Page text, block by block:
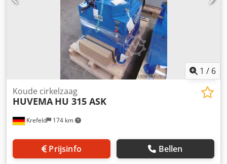
snelheden motor, pneumatische snelspanklem, materiaal
stop, koelsysteem, Verstekoptie 45° links en 45° rechts,
1 / 6
Krefeld 174 km
Koude cirkelzaag
HUVEMA HU 315 ASK
Prijsinfo Bellen